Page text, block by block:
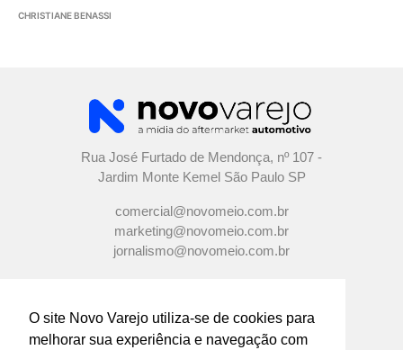
O site Novo Varejo utiliza-se de cookies para
melhorar sua experiência e navegação com
CHRISTIANE BENASSI
Rua José Furtado de Mendonça, nº 107 -
Jardim Monte Kemel São Paulo SP
comercial@novomeio.com.br
marketing@novomeio.com.br
jornalismo@novomeio.com.br
CONFIRA AS NOSSAS REDES